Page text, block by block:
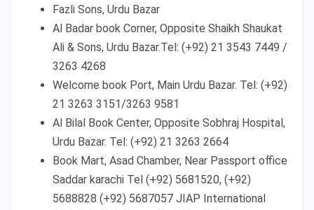
Fazli Sons, Urdu Bazar
Al Badar book Corner, Opposite Shaikh Shaukat
Ali & Sons, Urdu Bazar.Tel: (+92) 21 3543 7449 /
3263 4268
Welcome book Port, Main Urdu Bazar. Tel: (+92)
21 3263 3151/3263 9581
Al Bilal Book Center, Opposite Sobhraj Hospital,
Urdu Bazar. Tel: (+92) 21 3263 2664
Book Mart, Asad Chamber, Near Passport office
Saddar karachi Tel (+92) 5681520, (+92)
5688828 (+92) 5687057 JIAP International